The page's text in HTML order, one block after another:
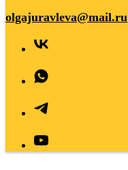
olgajuravleva@mail.ru